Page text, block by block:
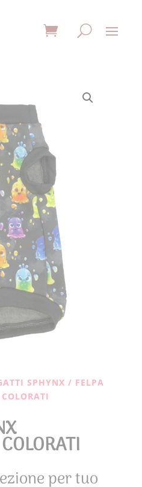
SPHYNX / FELPA
per tuo